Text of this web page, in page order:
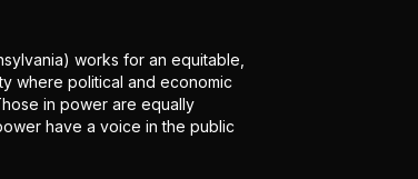
works for an equitable,
where political and economic
in power are equally
have a voice in the public